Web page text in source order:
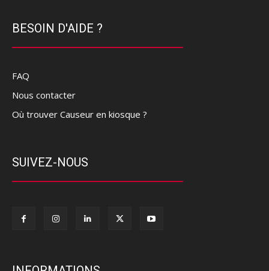
BESOIN D'AIDE ?
FAQ
Nous contacter
Où trouver Causeur en kiosque ?
SUIVEZ-NOUS